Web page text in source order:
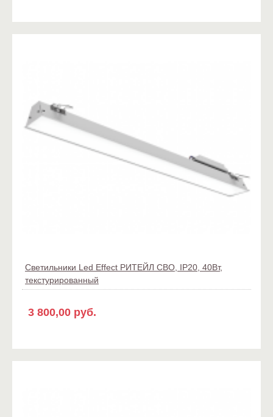
Светильники Led Effect РИТЕЙЛ СВО, IP20, 40Вт,
текстурированный
3 800,00 руб.